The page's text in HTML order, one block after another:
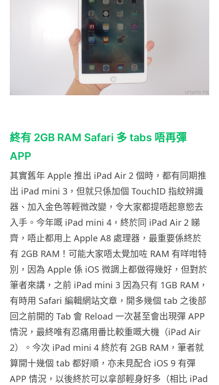
終有 2GB RAM Safari 多 tabs 唔再彈
APP
其實舊年 Apple 推出 iPad Air 2 個時，都有同期推
出 iPad mini 3，但就只係加個 TouchID 指紋辨識
器、加入金色等輕微改變，令大家都提唔起意慾去
入手。今年嘅 iPad mini 4，終於同 iPad Air 2 睇
齊，唔止都用上 Apple A8 處理器，最重要係終於
有 2GB RAM！可能大家唔太覺加咗 RAM 有咩咁特
別，因為 Apple 係 iOS 微調上都做得幾好，但對於
筆者來講，之前 iPad mini 3 因為只有 1GB RAM，
有時用 Safari 編輯網站文章，開多幾個 tab 之後部
回之前開的 Tab 會 Reload 一次甚至會出現彈 APP
情況，最終唯有忍痛用番比較重嘅大機（iPad Air
2）。今次 iPad mini 4 終於有 2GB RAM，筆者就
算開十幾個 tab 都好順，亦未見配合 iOS 9 有彈
APP 情況，以後終於可以拿部輕身好多（相比 iPad